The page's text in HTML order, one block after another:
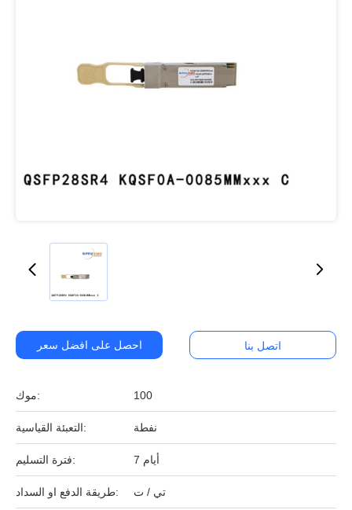
موك: 100
التعبئة القياسية: نفطة
فترة التسليم: 7 أيام
طريقة الدفع او السداد: تي / ت
احصل على افضل سعر اتصل بنا